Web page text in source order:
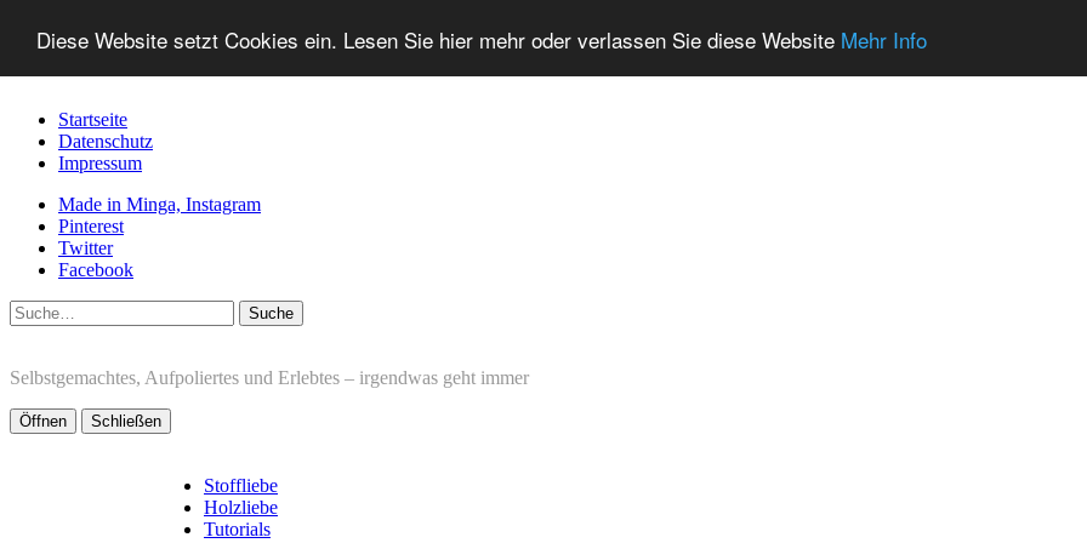
Diese Website setzt Cookies ein. Lesen Sie hier mehr oder verlassen Sie diese Website Mehr Info
Startseite
Datenschutz
Impressum
Made in Minga, Instagram
Pinterest
Twitter
Facebook
Suche
Selbstgemachtes, Aufpoliertes und Erlebtes – irgendwas geht immer
Öffnen Schließen
Stoffliebe
Holzliebe
Tutorials